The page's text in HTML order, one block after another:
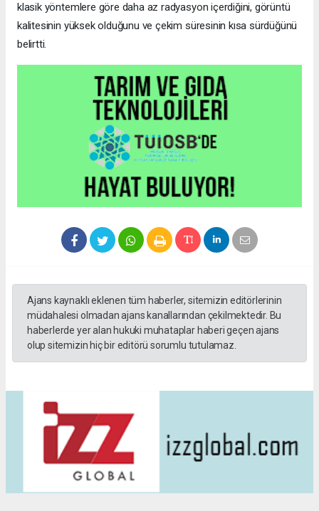
klasik yöntemlere göre daha az radyasyon içerdiğini, görüntü
kalitesinin yüksek olduğunu ve çekim süresinin kısa sürdüğünü
belirtti.
Ajans kaynaklı eklenen tüm haberler, sitemizin editörlerinin
müdahalesi olmadan ajans kanallarından çekilmektedir. Bu
haberlerde yer alan hukuki muhataplar haberi geçen ajans
olup sitemizin hiç bir editörü sorumlu tutulamaz.